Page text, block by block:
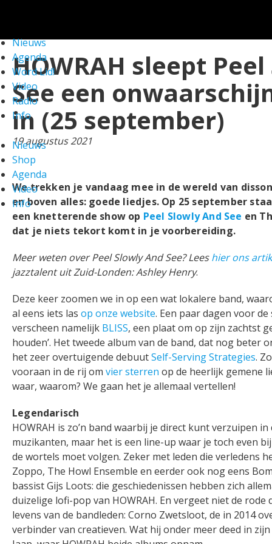
Nieuws
Agenda
Word Lid!
Video
Radio
Info
Nieuws
Shop
Agenda
Video
Info
FEATURE
HOWRAH sleept
See een
in (25 september)
19 augustus 2021
We trekken je vandaag mee in de wereld van
en boven alles: goede liedjes. Op 25 september
een knetterende show op Peel Slowly And See en
dat je niets tekort komt in je voorbereiding.
Meer weten over Peel Slowly And See? Leeshier ons
jazztalent uit Zuid-Londen: Ashley Henry.
Deze keer zoomen we in op een wat lokalere band,
al eens iets las op onze website. Een paar dagen voor
verscheen namelijk BLISS, een plaat om op zijn zachtst
houden’. Het tweede album van de band, dat nog beter
het zeer overtuigende debuutSelf-Serving Strategies.
vooraan in de rij om vier sterren op de heerlijk gemene
waar, waarom? We gaan het je allemaal vertellen!
Legendarisch
HOWRAH is zo’n band waarbij je direct kunt verzuipen
muzikanten, maar het is een line-up waar je toch even
de wortels moet volgen. Zeker met leden die verledens
Zoppo, The Howl Ensemble en eerder ook nog eens
bassist Gijs Loots: die geschiedenissen hebben zich
duizelige lofi-pop van HOWRAH. En vergeet niet de rode
levens van de bandleden: Corno Zwetsloot, de in 2014
verbinder van creatieven. Wat hij onder meer deed in
gebruiken van de website, gaan we er vanuit dat je ermee
instemt.
Check!